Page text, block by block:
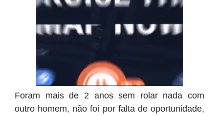
Foram mais de 2 anos sem rolar nada com
outro homem, não foi por falta de oportunidade,